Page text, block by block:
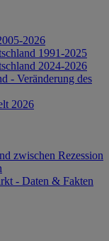
2026
1991-2025
2024-2026
- Veränderung des
2026
zwischen Rezession
- Daten & Fakten